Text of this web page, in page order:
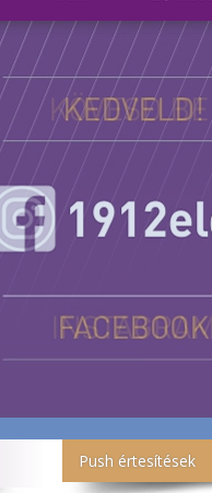
Push értesítések